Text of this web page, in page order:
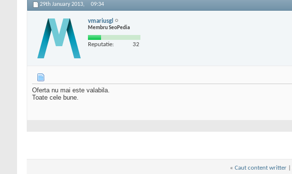
29th January 2013, 09:34
vmariusgl
Membru SeoPedia
Reputatie: 32
Oferta nu mai este valabila.
Toate cele bune.
« Caut content writter|